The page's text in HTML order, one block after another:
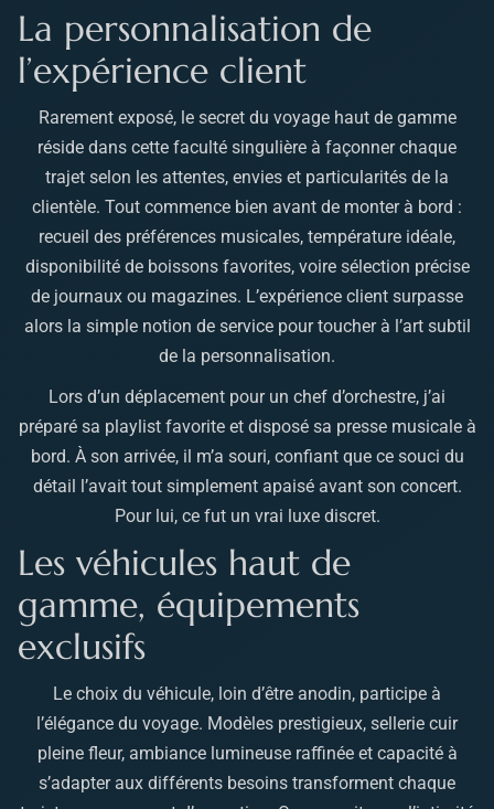
La personnalisation de
l’expérience client
Rarement exposé, le secret du voyage haut de gamme
réside dans cette faculté singulière à façonner chaque
trajet selon les attentes, envies et particularités de la
clientèle. Tout commence bien avant de monter à bord :
recueil des préférences musicales, température idéale,
disponibilité de boissons favorites, voire sélection précise
de journaux ou magazines. L’expérience client surpasse
alors la simple notion de service pour toucher à l’art subtil
de la personnalisation.
Lors d’un déplacement pour un chef d’orchestre, j’ai
préparé sa playlist favorite et disposé sa presse musicale à
bord. À son arrivée, il m’a souri, confiant que ce souci du
détail l’avait tout simplement apaisé avant son concert.
Pour lui, ce fut un vrai luxe discret.
Les véhicules haut de
gamme, équipements
exclusifs
Le choix du véhicule, loin d’être anodin, participe à
l’élégance du voyage. Modèles prestigieux, sellerie cuir
pleine fleur, ambiance lumineuse raffinée et capacité à
s’adapter aux différents besoins transforment chaque